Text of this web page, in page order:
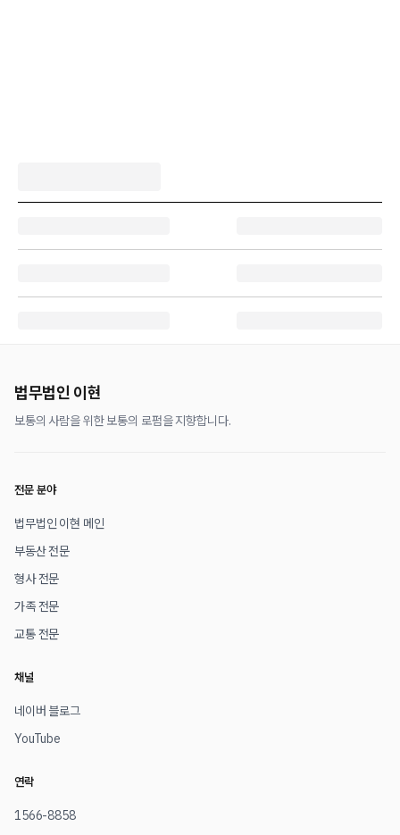
법무법인 이현
보통의 사람을 위한 보통의 로펌을 지향합니다.
전문 분야
법무법인 이현 메인
부동산 전문
형사 전문
가족 전문
교통 전문
채널
네이버 블로그
YouTube
연락
1566-8858